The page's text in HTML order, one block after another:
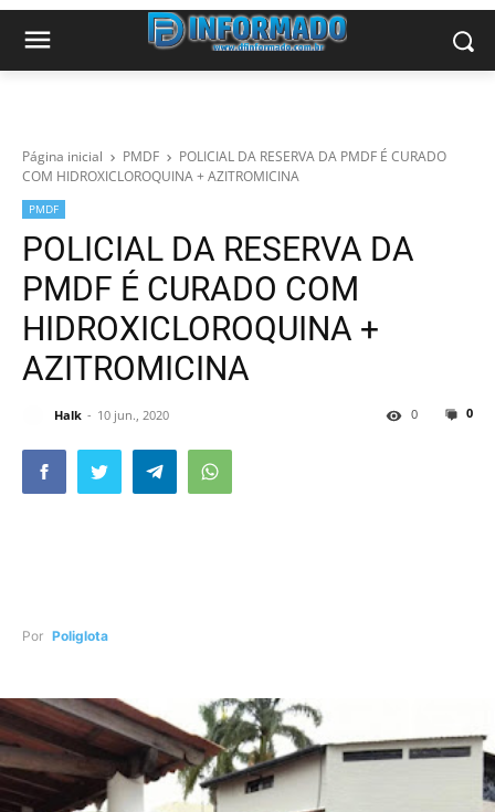
Página inicial PMDF
POLICIAL DA RESERVA DA PMDF É CURADO
COM HIDROXICLOROQUINA + AZITROMICINA
PMDF
POLICIAL DA RESERVA DA
PMDF É CURADO COM
HIDROXICLOROQUINA +
AZITROMICINA
Halk 10 jun., 2020 0
0
Por Poliglota